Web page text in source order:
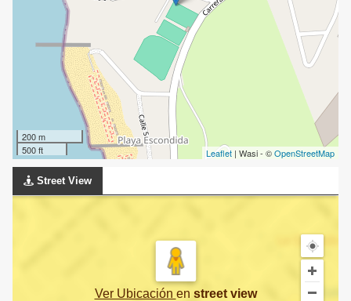
200 m
500 ft
Leaflet | Wasi - ©OpenStreetMap
Street View
Ver Ubicación en street view